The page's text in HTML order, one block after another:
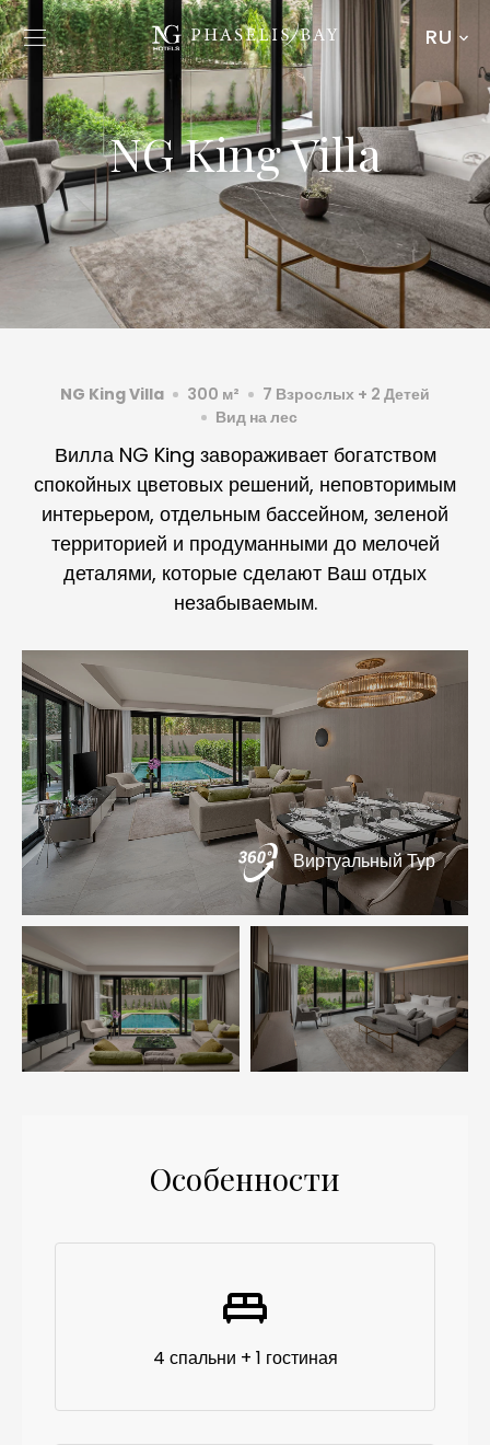
RU
NG King Villa
NG King Villa 300 м²
7 Взрослых + 2 Детей
Вид на лес
Вилла NG King завораживает богатством
спокойных цветовых решений, неповторимым
интерьером, отдельным бассейном, зеленой
территорией и продуманными до мелочей
деталями, которые сделают Ваш отдых
незабываемым.
Виртуальный Тур
Особенности
4 спальни + 1 гостиная